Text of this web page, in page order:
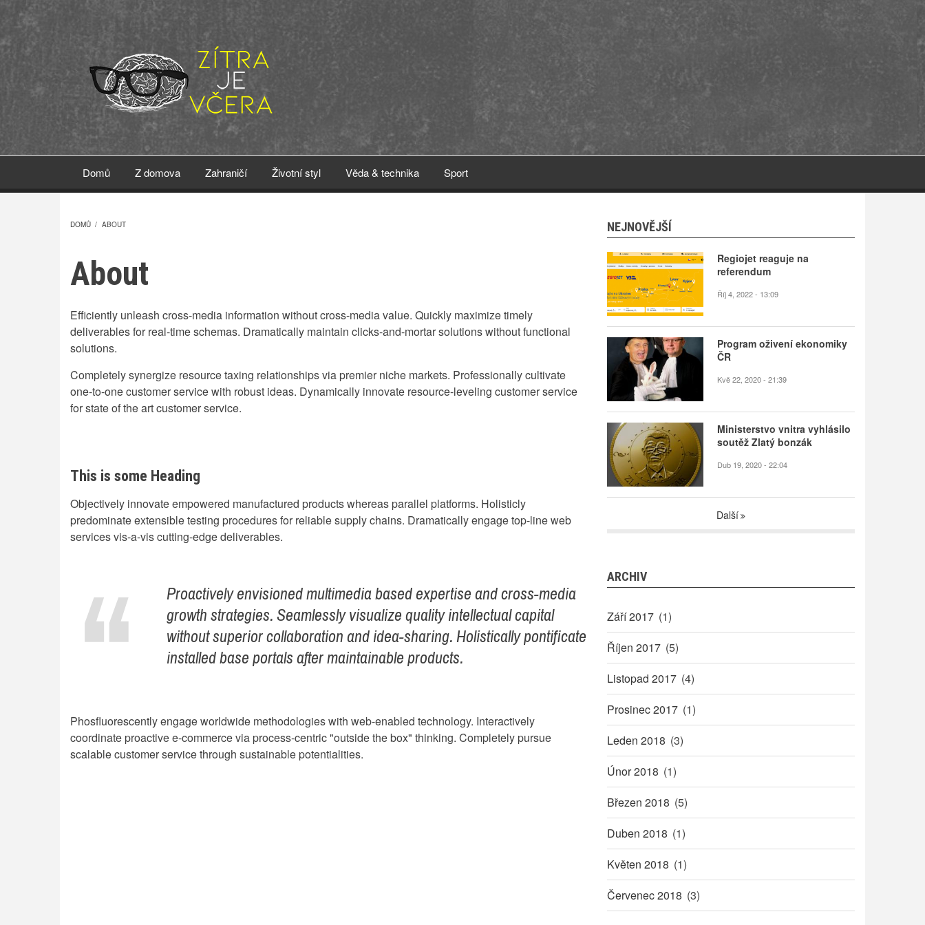
hlavnímu
Domů Z domova Zahraničí Životní styl Věda & technika Sport
NAVIGACE
DOMŮ / ABOUT
About
Efficiently unleash cross-media information without cross-media value. Quickly maximize timely
deliverables for real-time schemas. Dramatically maintain clicks-and-mortar solutions without functional
solutions.
Completely synergize resource taxing relationships via premier niche markets. Professionally cultivate
one-to-one customer service with robust ideas. Dynamically innovate resource-leveling customer service
for state of the art customer service.
This is some Heading
Objectively innovate empowered manufactured products whereas parallel platforms. Holisticly
predominate extensible testing procedures for reliable supply chains. Dramatically engage top-line web
services vis-a-vis cutting-edge deliverables.
Proactively envisioned multimedia based expertise and cross-media
growth strategies. Seamlessly visualize quality intellectual capital
without superior collaboration and idea-sharing. Holistically pontificate
installed base portals after maintainable products.
Phosfluorescently engage worldwide methodologies with web-enabled technology. Interactively
coordinate proactive e-commerce via process-centric "outside the box" thinking. Completely pursue
scalable customer service through sustainable potentialities.
NEJNOVĚJŠÍ
Regiojet reaguje na
referendum
Říj 4, 2022 - 13:09
Program oživení ekonomiky
ČR
Kvě 22, 2020 - 21:39
Ministerstvo vnitra vyhlásilo
soutěž Zlatý bonzák
Dub 19, 2020 - 22:04
Další
ARCHIV
Září 2017 (1)
Říjen 2017 (5)
Listopad 2017 (4)
Prosinec 2017 (1)
Leden 2018 (3)
Únor 2018 (1)
Březen 2018 (5)
Duben 2018 (1)
Květen 2018 (1)
Červenec 2018 (3)